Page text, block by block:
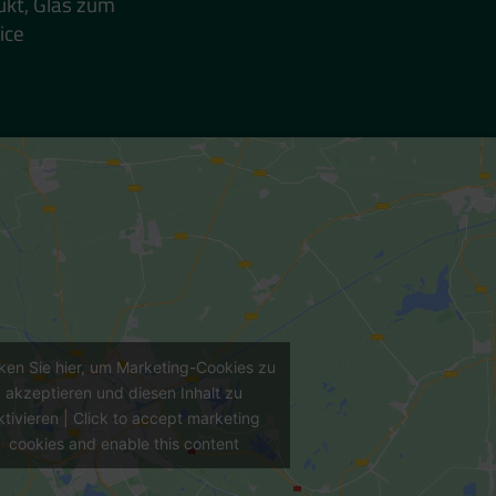
Sie hier, um Marketing-Cookies zu
akzeptieren und diesen Inhalt zu
| Click to accept marketing
cookies and enable this content